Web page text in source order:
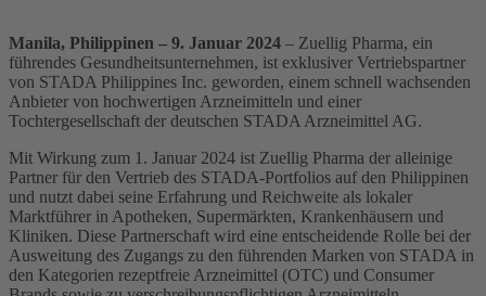
Manila, Philippinen – 9. Januar 2024 – Zuellig Pharma, ein
führendes Gesundheitsunternehmen, ist exklusiver Vertriebspartner
von STADA Philippines Inc. geworden, einem schnell wachsenden
Anbieter von hochwertigen Arzneimitteln und einer
Tochtergesellschaft der deutschen STADA Arzneimittel AG.
Mit Wirkung zum 1. Januar 2024 ist Zuellig Pharma der alleinige
Partner für den Vertrieb des STADA-Portfolios auf den Philippinen
und nutzt dabei seine Erfahrung und Reichweite als lokaler
Marktführer in Apotheken, Supermärkten, Krankenhäusern und
Kliniken. Diese Partnerschaft wird eine entscheidende Rolle bei der
Ausweitung des Zugangs zu den führenden Marken von STADA in
den Kategorien rezeptfreie Arzneimittel (OTC) und Consumer